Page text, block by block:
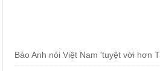
Báo Anh nói Việt Nam 'tuyệt vời hơn